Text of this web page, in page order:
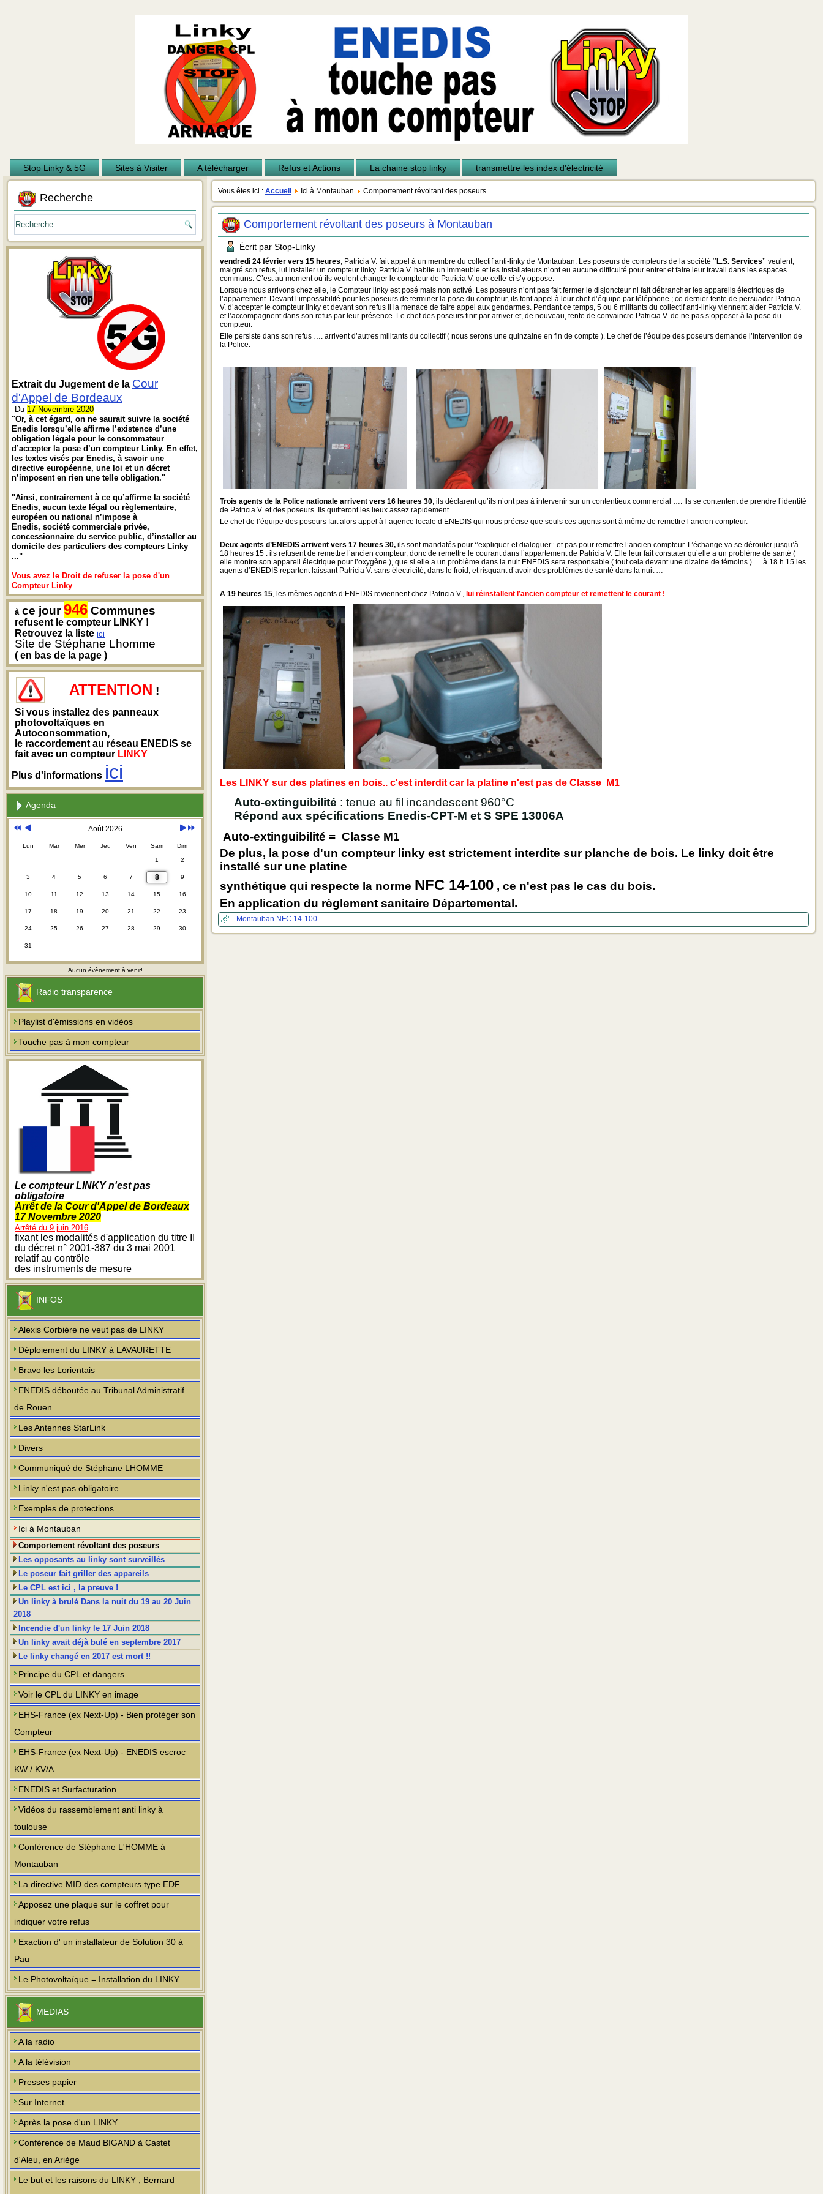
Stop Linky & 5G Sites à Visiter A télécharger Refus et Actions La chaine stop linky transmettre les index d'électricité
Recherche
Extrait du Jugement de la Cour
d'Appel de Bordeaux
Du 17 Novembre 2020
"Or, à cet égard, on ne saurait suivre la société
Enedis lorsqu’elle affirme l’existence d’une
obligation légale pour le consommateur
d’accepter la pose d’un compteur Linky. En effet,
les textes visés par Enedis, à savoir une
directive européenne, une loi et un décret
n’imposent en rien une telle obligation."
"Ainsi, contrairement à ce qu’affirme la société
Enedis, aucun texte légal ou règlementaire,
européen ou national n’impose à
Enedis, société commerciale privée,
concessionnaire du service public, d’installer au
domicile des particuliers des compteurs Linky
..."
Vous avez le Droit de refuser la pose d'un
Compteur Linky
à ce jour946 Communes
refusent le compteur LINKY !
Retrouvez la liste ici
Site de Stéphane Lhomme
( en bas de la page )
ATTENTION !
Si vous installez des panneaux
photovoltaïques en
Autoconsommation,
le raccordement au réseau ENEDIS se
fait avec un compteur LINKY
Plus d'informations ici
Agenda
Année
Mois
Année
suivante
Mois
suivant
Août 2026
Lun Mar Mer Jeu Ven Sam Dim
1 2
3 4 5 6 7 8 9
10 11 12 13 14 15 16
17 18 19 20 21 22 23
24 25 26 27 28 29 30
31
Aucun évènement à venir!
Radio transparence
Playlist d'émissions en vidéos
Touche pas à mon compteur
Le compteur LINKY n'est pas
obligatoire
Arrêt de la Cour d'Appel de Bordeaux
17 Novembre 2020
Arrêté du 9 juin 2016
fixant les modalités d'application du titre II
du décret n° 2001-387 du 3 mai 2001
relatif au contrôle
des instruments de mesure
INFOS
Alexis Corbière ne veut pas de LINKY
Déploiement du LINKY à LAVAURETTE
Bravo les Lorientais
ENEDIS déboutée au Tribunal Administratif
de Rouen
Les Antennes StarLink
Divers
Communiqué de Stéphane LHOMME
Linky n'est pas obligatoire
Exemples de protections
Ici à Montauban
Comportement révoltant des poseurs
Les opposants au linky sont surveillés
Le poseur fait griller des appareils
Le CPL est ici , la preuve !
Un linky à brulé Dans la nuit du 19 au 20 Juin
2018
Incendie d'un linky le 17 Juin 2018
Un linky avait déjà bulé en septembre 2017
Le linky changé en 2017 est mort !!
Principe du CPL et dangers
Voir le CPL du LINKY en image
EHS-France (ex Next-Up) - Bien protéger son
Compteur
EHS-France (ex Next-Up) - ENEDIS escroc
KW / KV/A
ENEDIS et Surfacturation
Vidéos du rassemblement anti linky à
toulouse
Conférence de Stéphane L'HOMME à
Montauban
La directive MID des compteurs type EDF
Apposez une plaque sur le coffret pour
indiquer votre refus
Exaction d' un installateur de Solution 30 à
Pau
Le Photovoltaïque = Installation du LINKY
MEDIAS
A la radio
A la télévision
Presses papier
Sur Internet
Après la pose d'un LINKY
Conférence de Maud BIGAND à Castet
d'Aleu, en Ariège
Le but et les raisons du LINKY , Bernard
Vous êtes ici : Accueil Ici à Montauban Comportement révoltant des poseurs
Comportement révoltant des poseurs à Montauban
Écrit par Stop-Linky
vendredi 24 février vers 15 heures, Patricia V. fait appel à un membre du collectif anti-linky de Montauban. Les poseurs de compteurs de la société ‘’ L.S. Services’’ veulent,
malgré son refus, lui installer un compteur linky. Patricia V. habite un immeuble et les installateurs n’ont eu aucune difficulté pour entrer et faire leur travail dans les espaces
communs. C’est au moment où ils veulent changer le compteur de Patricia V. que celle-ci s’y oppose.
Lorsque nous arrivons chez elle, le Compteur linky est posé mais non activé. Les poseurs n’ont pas fait fermer le disjoncteur ni fait débrancher les appareils électriques de
l’appartement. Devant l’impossibilité pour les poseurs de terminer la pose du compteur, ils font appel à leur chef d’équipe par téléphone ; ce dernier tente de persuader Patricia
V. d’accepter le compteur linky et devant son refus il la menace de faire appel aux gendarmes. Pendant ce temps, 5 ou 6 militants du collectif anti-linky viennent aider Patricia V.
et l’accompagnent dans son refus par leur présence. Le chef des poseurs finit par arriver et, de nouveau, tente de convaincre Patricia V. de ne pas s’opposer à la pose du
compteur.
Elle persiste dans son refus …. arrivent d’autres militants du collectif ( nous serons une quinzaine en fin de compte ). Le chef de l’équipe des poseurs demande l’intervention de
la Police.
Trois agents de la Police nationale arrivent vers 16 heures 30, ils déclarent qu’ils n’ont pas à intervenir sur un contentieux commercial …. Ils se contentent de prendre l’identité
de Patricia V. et des poseurs. Ils quitteront les lieux assez rapidement.
Le chef de l’équipe des poseurs fait alors appel à l’agence locale d’ENEDIS qui nous précise que seuls ces agents sont à même de remettre l’ancien compteur.
Deux agents d’ENEDIS arrivent vers 17 heures 30, ils sont mandatés pour ‘’expliquer et dialoguer’’ et pas pour remettre l’ancien compteur. L’échange va se dérouler jusqu’à
18 heures 15 : ils refusent de remettre l’ancien compteur, donc de remettre le courant dans l’appartement de Patricia V. Elle leur fait constater qu’elle a un problème de santé (
elle montre son appareil électrique pour l’oxygène ), que si elle a un problème dans la nuit ENEDIS sera responsable ( tout cela devant une dizaine de témoins ) … à 18 h 15 les
agents d’ENEDIS repartent laissant Patricia V. sans électricité, dans le froid, et risquant d’avoir des problèmes de santé dans la nuit …
A 19 heures 15, les mêmes agents d’ENEDIS reviennent chez Patricia V., lui réinstallent l’ancien compteur et remettent le courant !
Les LINKY sur des platines en bois.. c'est interdit car la platine n'est pas de Classe M1
Auto-extinguibilité : tenue au fil incandescent 960°C
Répond aux spécifications Enedis-CPT-M et S SPE 13006A
Auto-extinguibilité = Classe M1
De plus, la pose d'un compteur linky est strictement interdite sur planche de bois. Le linky doit être
installé sur une platine
synthétique qui respecte la norme NFC 14-100 , ce n'est pas le cas du bois.
En application du règlement sanitaire Départemental.
Montauban NFC 14-100